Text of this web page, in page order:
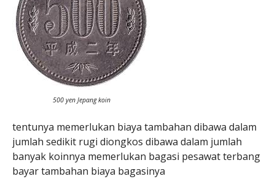
500 yen Jepang koin
tentunya memerlukan biaya tambahan dibawa dalam
jumlah sedikit rugi diongkos dibawa dalam jumlah
banyak koinnya memerlukan bagasi pesawat terbang
bayar tambahan biaya bagasinya